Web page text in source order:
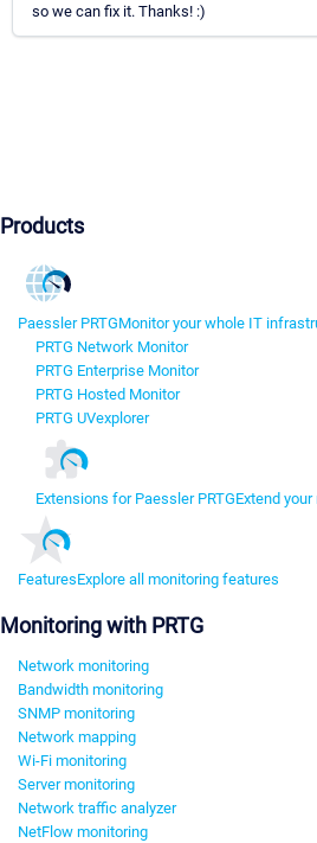
so we can fix it. Thanks! :)
Products
Paessler PRTGMonitor your whole IT
PRTG Network Monitor
PRTG Enterprise Monitor
PRTG Hosted Monitor
PRTG UVexplorer
Extensions for Paessler PRTGExtend
FeaturesExplore all monitoring features
Monitoring with PRTG
Network monitoring
Bandwidth monitoring
SNMP monitoring
Network mapping
Wi-Fi monitoring
Server monitoring
Network traffic analyzer
NetFlow monitoring